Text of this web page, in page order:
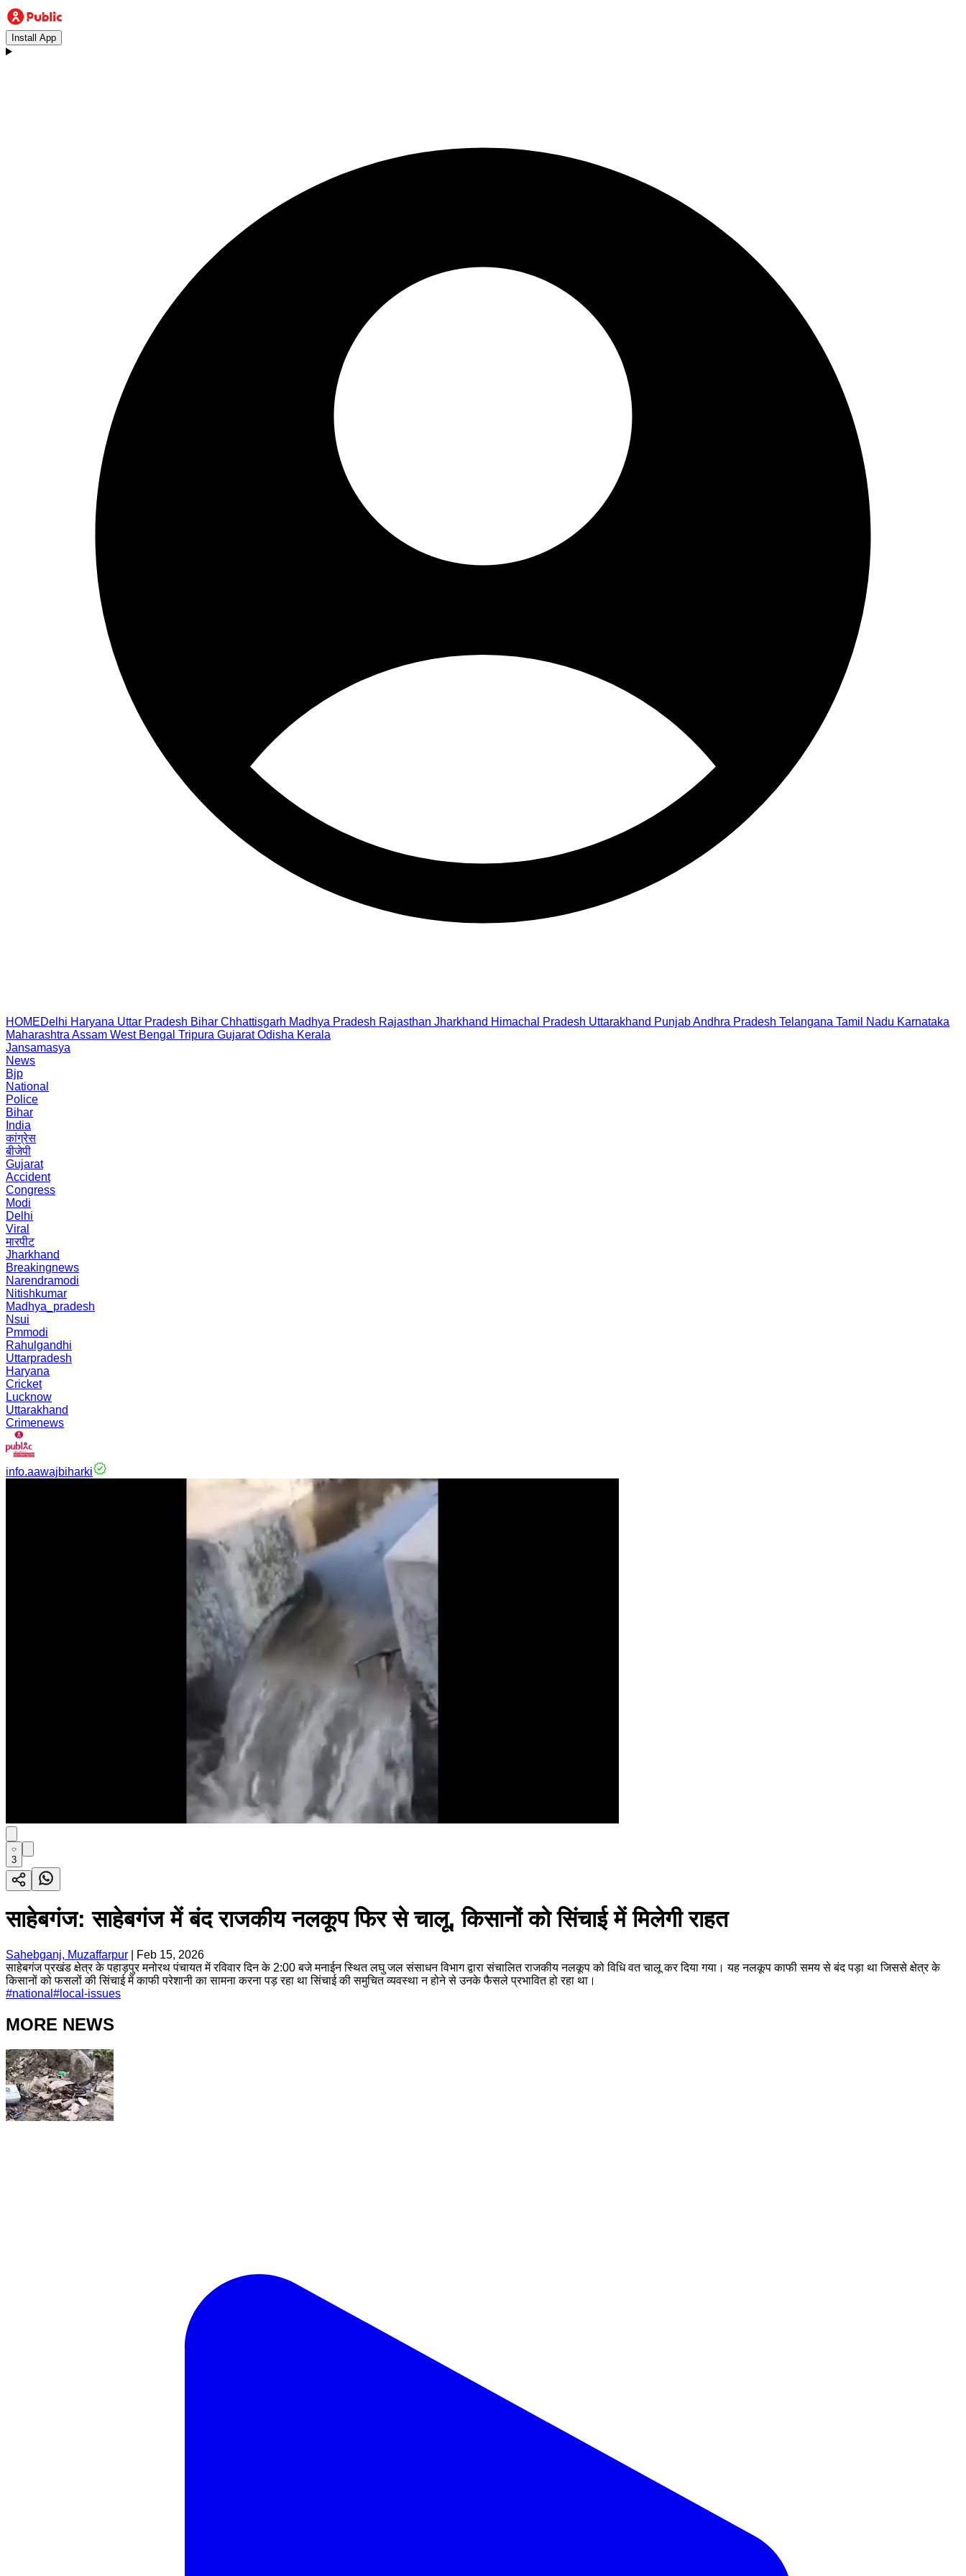
Install App
HOMEDelhi Haryana Uttar Pradesh Bihar Chhattisgarh Madhya Pradesh Rajasthan Jharkhand Himachal Pradesh Uttarakhand PunjabAndhra Pradesh Telangana Tamil Nadu Karnataka
Maharashtra Assam West Bengal Tripura Gujarat Odisha Kerala
Jansamasya
News
Bjp
National
Police
Bihar
India
कांग्रेस
बीजेपी
Gujarat
Accident
Congress
Modi
Delhi
Viral
मारपीट
Jharkhand
Breakingnews
Narendramodi
Nitishkumar
Madhya_pradesh
Nsui
Pmmodi
Rahulgandhi
Uttarpradesh
Haryana
Cricket
Lucknow
Uttarakhand
Crimenews
info.aawajbiharki
3
साहेबगंज: साहेबगंज में बंद राजकीय नलकूप फिर से चालू, किसानों को सिंचाई में मिलेगी राहत
Sahebganj, Muzaffarpur
Feb 15, 2026
साहेबगंज प्रखंड क्षेत्र के पहाड़पुर मनोरथ पंचायत में रविवार दिन के 2:00 बजे मनाईन स्थित लघु जल संसाधन विभाग द्वारा संचालित राजकीय नलकूप को विधि वत चालू कर दिया गया। यह नलकूप काफी समय से बंद पड़ा था जिससे क्षेत्र के
किसानों को फसलों की सिंचाई में काफी परेशानी का सामना करना पड़ रहा था सिंचाई की समुचित व्यवस्था न होने से उनके फैसले प्रभावित हो रहा था।
#national # local-issues
MORE NEWS